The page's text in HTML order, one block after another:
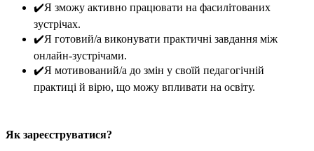
✔️Я зможу активно працювати на фасилітованих
зустрічах.
✔️Я готовий/а виконувати практичні завдання між
онлайн-зустрічами.
✔️Я мотивований/а до змін у своїй педагогічній
практиці й вірю, що можу впливати на освіту.
Як зареєструватися?